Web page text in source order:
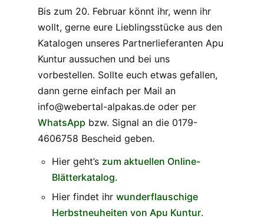
Bis zum 20. Februar könnt ihr, wenn ihr
wollt, gerne eure Lieblingsstücke aus den
Katalogen unseres Partnerlieferanten Apu
Kuntur aussuchen und bei uns
vorbestellen. Sollte euch etwas gefallen,
dann gerne einfach per Mail an
info@webertal-alpakas.de oder per
WhatsApp bzw. Signal an die 0179-
4606758 Bescheid geben.
Hier geht’s zum aktuellen Online-
Blätterkatalog.
Hier findet ihr wunderflauschige
Herbstneuheiten von Apu Kuntur.